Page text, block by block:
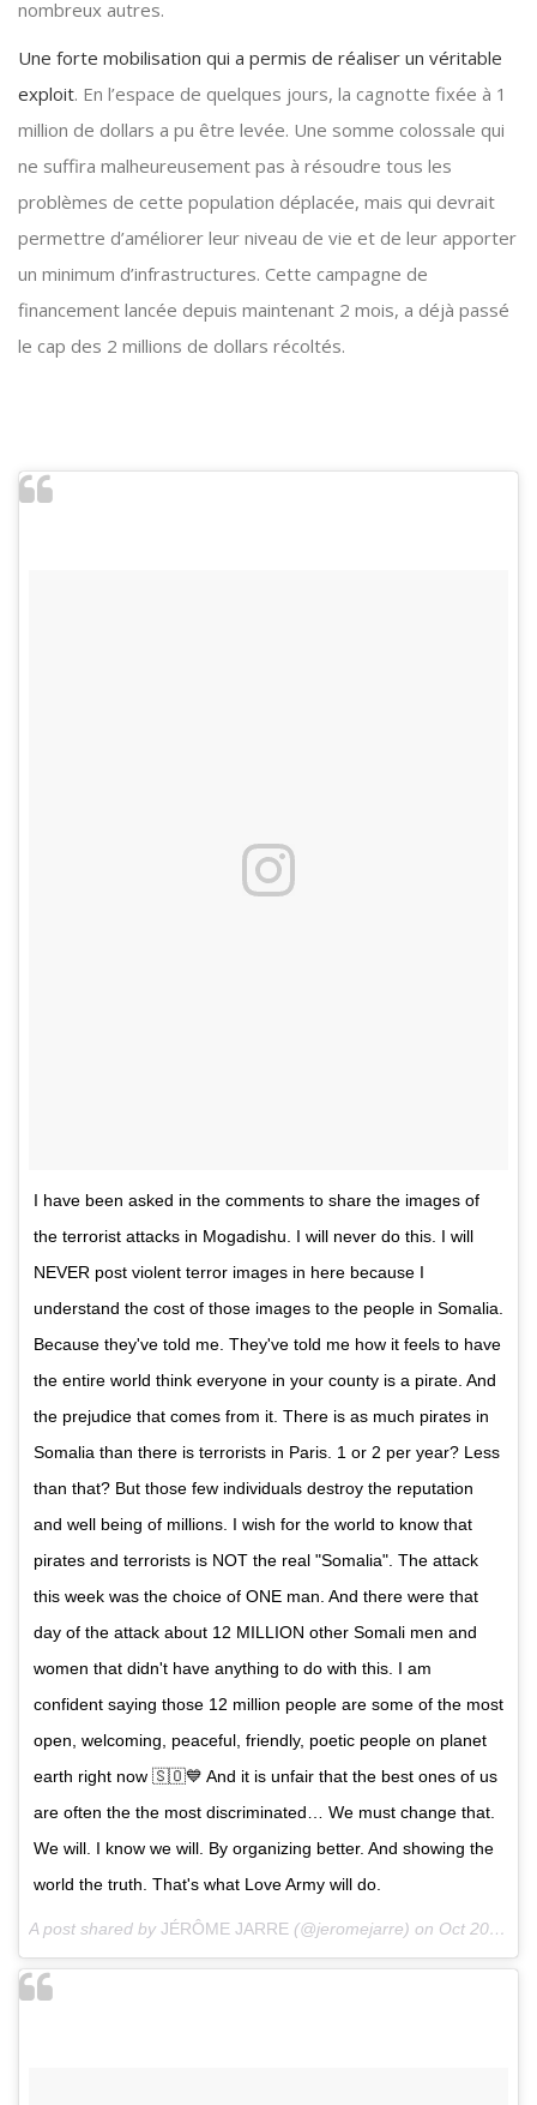
nombreux autres.
Une forte mobilisation qui a permis de réaliser un véritable
exploit. En l’espace de quelques jours, la cagnotte fixée à 1
million de dollars a pu être levée. Une somme colossale qui
ne suffira malheureusement pas à résoudre tous les
problèmes de cette population déplacée, mais qui devrait
permettre d’améliorer leur niveau de vie et de leur apporter
un minimum d’infrastructures. Cette campagne de
financement lancée depuis maintenant 2 mois, a déjà passé
le cap des 2 millions de dollars récoltés.
I have been asked in the comments to share the images of
the terrorist attacks in Mogadishu. I will never do this. I will
NEVER post violent terror images in here because I
understand the cost of those images to the people in Somalia.
Because they've told me. They've told me how it feels to have
the entire world think everyone in your county is a pirate. And
the prejudice that comes from it. There is as much pirates in
Somalia than there is terrorists in Paris. 1 or 2 per year? Less
than that? But those few individuals destroy the reputation
and well being of millions. I wish for the world to know that
pirates and terrorists is NOT the real "Somalia". The attack
this week was the choice of ONE man. And there were that
day of the attack about 12 MILLION other Somali men and
women that didn't have anything to do with this. I am
confident saying those 12 million people are some of the most
open, welcoming, peaceful, friendly, poetic people on planet
earth right now 🇸🇴💙 And it is unfair that the best ones of us
are often the the most discriminated… We must change that.
We will. I know we will. By organizing better. And showing the
world the truth. That's what Love Army will do.
A post shared by JÉRÔME JARRE (@jeromejarre) on Oct 20, 2017 at 8:29am PDT